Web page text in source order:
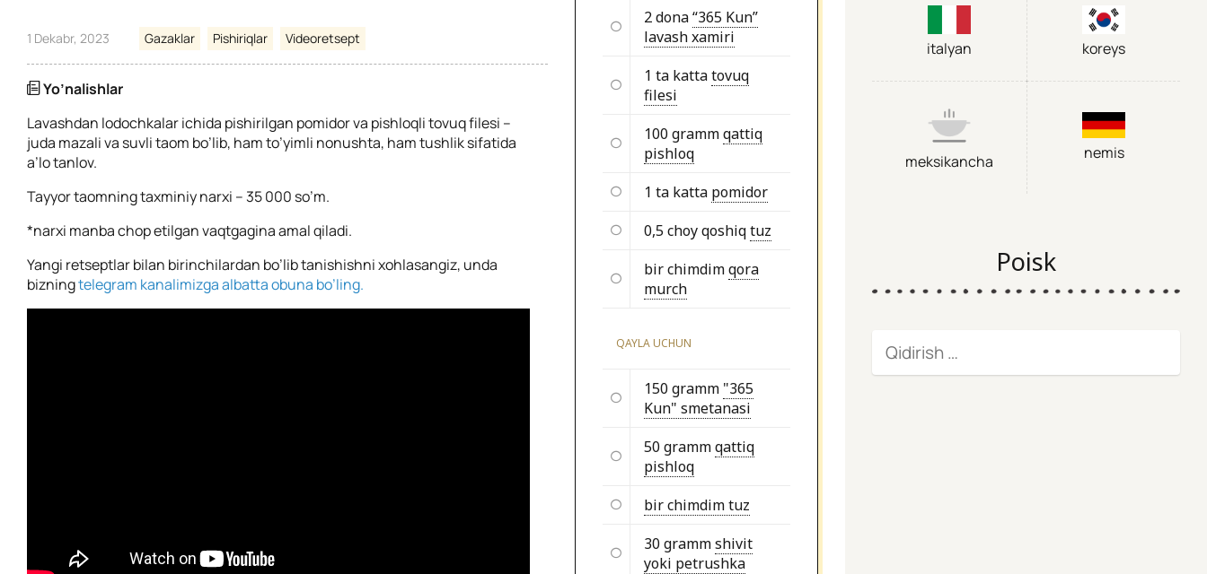
1 Dekabr, 2023 Gazaklar Pishiriqlar Videoretsept
Yo’nalishlar
Lavashdan lodochkalar ichida pishirilgan pomidor va pishloqli tovuq filesi –
juda mazali va suvli taom bo’lib, ham to’yimli nonushta, ham tushlik sifatida
a’lo tanlov.
Tayyor taomning taxminiy narxi – 35 000 so’m.
*narxi manba chop etilgan vaqtgagina amal qiladi.
Yangi retseptlar bilan birinchilardan bo’lib tanishishni xohlasangiz, unda
bizningtelegram kanalimizga albatta obuna bo’ling.
2 dona“365 Kun”
lavash xamiri
1 ta kattatovuq
filesi
100 grammqattiq
pishloq
1 ta katta pomidor
0,5 choy qoshiqtuz
bir chimdimqora
murch
QAYLA UCHUN
150 gramm "365
Kun" smetanasi
50 grammqattiq
pishloq
bir chimdim tuz
30 grammshivit
yoki petrushka
italyan koreys
meksikancha nemis
Poisk